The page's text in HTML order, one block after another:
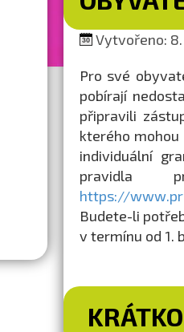
Vytvořeno: 8.
Pro své
pobírají
připravili
kterého
individuální
pravidla
https://
Budete-li
v termínu od 1.